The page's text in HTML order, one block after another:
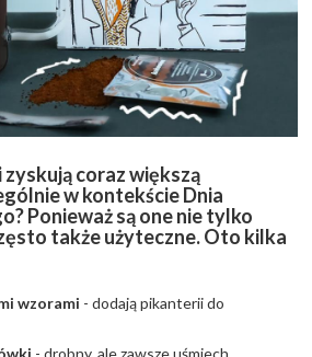
coraz większą
w kontekście Dnia
Ponieważ są one nie tylko
także użyteczne. Oto kilka
wzorami - dodają pikanterii do